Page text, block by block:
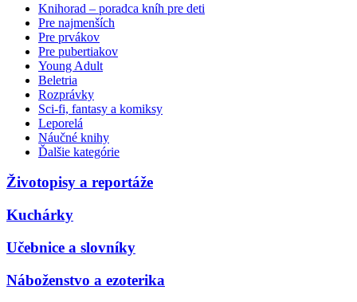
Knihorad – poradca kníh pre deti
Pre najmenších
Pre prvákov
Pre pubertiakov
Young Adult
Beletria
Rozprávky
Sci-fi, fantasy a komiksy
Leporelá
Náučné knihy
Ďalšie kategórie
Životopisy a reportáže
Kuchárky
Učebnice a slovníky
Náboženstvo a ezoterika